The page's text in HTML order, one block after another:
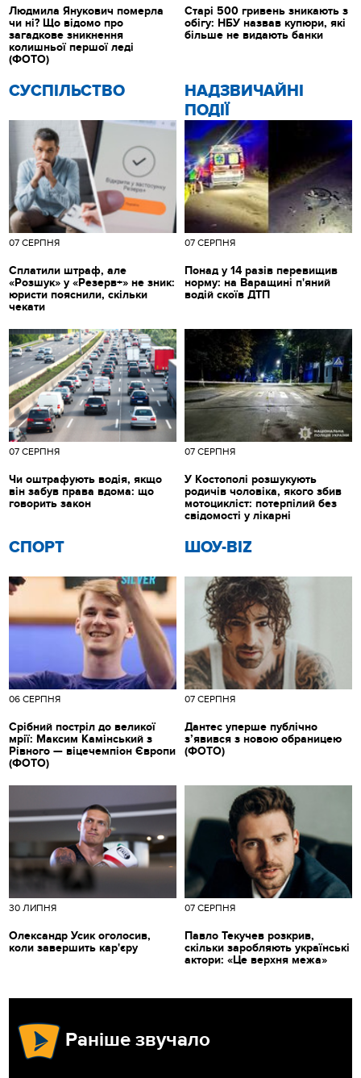
CУСПІЛЬСТВО
07 СЕРПНЯ
Сплатили штраф, але
«Розшук» у «Резерв+» не зник:
юристи пояснили, скільки
чекати
НАДЗВИЧАЙНІ
ПОДІЇ
07 СЕРПНЯ
Понад у 14 разів перевищив
норму: на Варащині п'яний
водій скоїв ДТП
СПОРТ
06 СЕРПНЯ
Срібний постріл до великої
мрії: Максим Камінський з
Рівного — віцечемпіон Європи
(ФОТО)
ШОУ-BIZ
07 СЕРПНЯ
Дантес уперше публічно
з’явився з новою обраницею
(ФОТО)
Людмила Янукович померла
чи ні? Що відомо про
загадкове зникнення
колишньої першої леді
(ФОТО)
Старі 500 гривень зникають з
обігу: НБУ назвав купюри, які
більше не видають банки
07 СЕРПНЯ
Чи оштрафують водія, якщо
він забув права вдома: що
говорить закон
07 СЕРПНЯ
У Костополі розшукують
родичів чоловіка, якого збив
мотоцикліст: потерпілий без
свідомості у лікарні
30 ЛИПНЯ
Олександр Усик оголосив,
коли завершить кар'єру
07 СЕРПНЯ
Павло Текучев розкрив,
скільки заробляють українські
актори: «Це верхня межа»
Раніше звучало